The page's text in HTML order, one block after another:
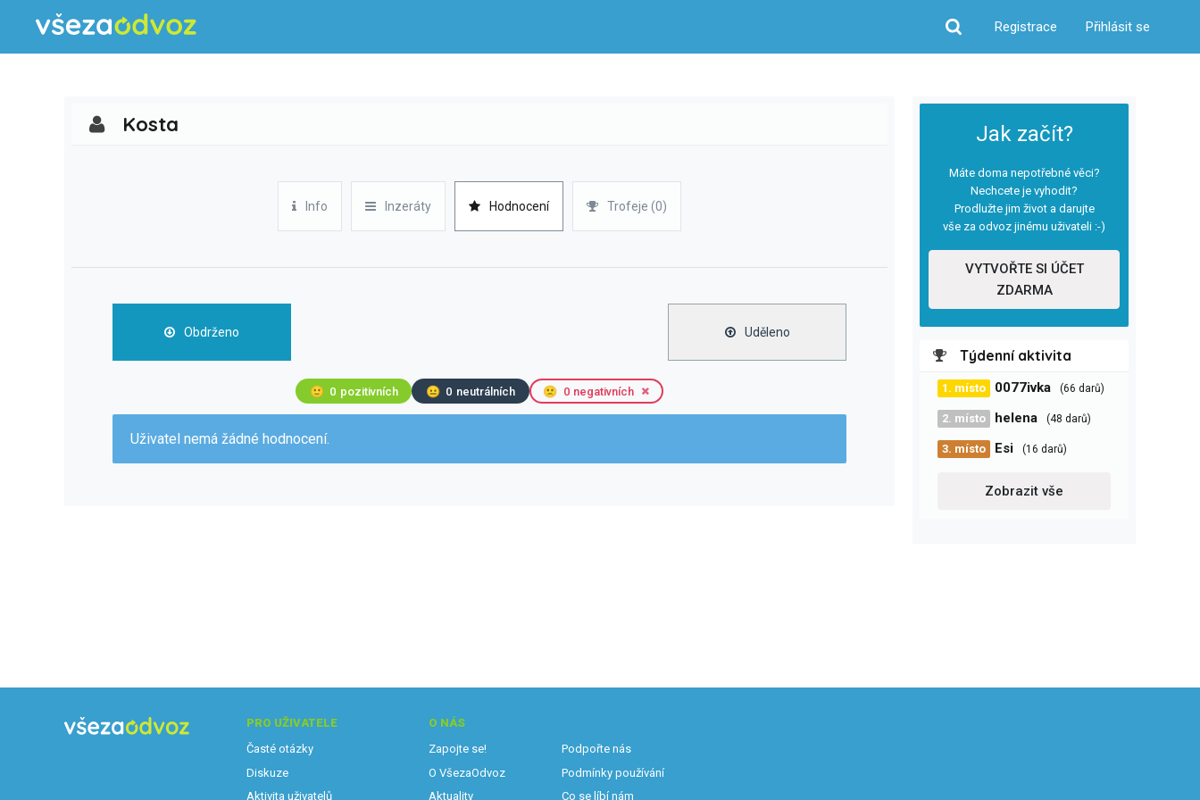
Hledat
Registrace Přihlásit se
Jak začít?
Máte doma nepotřebné věci?
Nechcete je vyhodit?
Prodlužte jim život a darujte
vše za odvoz jinému uživateli :-)
VYTVOŘTE SI ÚČET
ZDARMA
Týdenní aktivita
1. místo 0077ivka (66 darů)
2. místo helena (48 darů)
3. místo Esi (16 darů)
Zobrazit vše
Kosta
Info Inzeráty Hodnocení Trofeje (0)
Obdrženo Uděleno
🙂 0 pozitivních 😐 0 neutrálních 🙁 0 negativních
Uživatel nemá žádné hodnocení.
PRO UŽIVATELE
Časté otázky
Diskuze
Aktivita uživatelů
O NÁS
Zapojte se!
O VšezaOdvoz
Aktuality
Podpořte nás
Podmínky používání
Co se líbí nám